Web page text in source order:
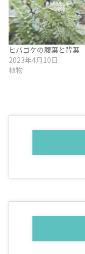
ヒバゴケの腹葉と背葉
2023年4月10日
植物